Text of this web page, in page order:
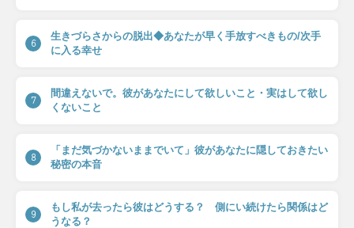
6
生きづらさからの脱出◆あなたが早く手放すべきもの/次手
に入る幸せ
7
間違えないで。彼があなたにして欲しいこと・実はして欲し
くないこと
8
「まだ気づかないままでいて」彼があなたに隠しておきたい
秘密の本音
9
もし私が去ったら彼はどうする？ 側にい続けたら関係はど
うなる？